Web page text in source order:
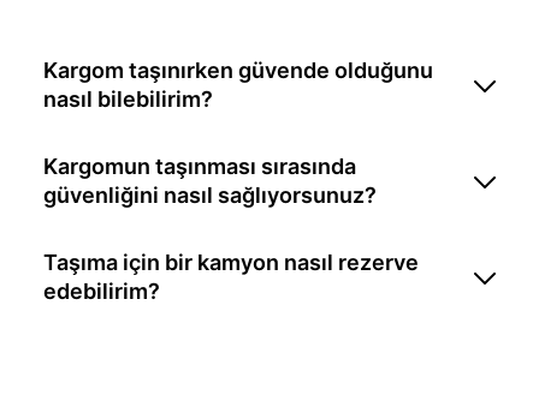
Kargom taşınırken güvende olduğunu
nasıl bilebilirim?
Kargomun taşınması sırasında
güvenliğini nasıl sağlıyorsunuz?
Taşıma için bir kamyon nasıl rezerve
edebilirim?